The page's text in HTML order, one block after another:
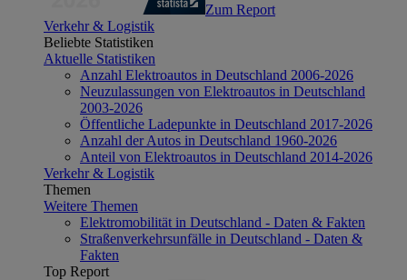
Zum Report
Verkehr & Logistik
Beliebte Statistiken
Aktuelle Statistiken
Anzahl Elektroautos in Deutschland 2006-2026
Neuzulassungen von Elektroautos in Deutschland
2003-2026
Öffentliche Ladepunkte in Deutschland 2017-2026
Anzahl der Autos in Deutschland 1960-2026
Anteil von Elektroautos in Deutschland 2014-2026
Verkehr & Logistik
Themen
Weitere Themen
Elektromobilität in Deutschland - Daten & Fakten
Straßenverkehrsunfälle in Deutschland - Daten &
Fakten
Top Report